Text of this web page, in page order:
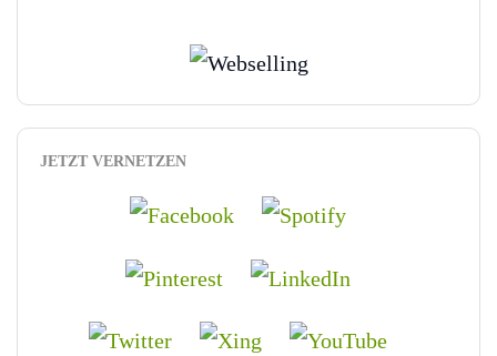
JETZT VERNETZEN